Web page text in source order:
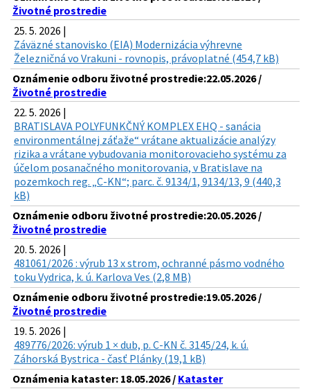
Životné prostredie
25. 5. 2026 |
Záväzné stanovisko (EIA) Modernizácia výhrevne
Železničná vo Vrakuni - rovnopis, právoplatné (454,7 kB)
Oznámenie odboru životné prostredie:22.05.2026 /
Životné prostredie
22. 5. 2026 |
BRATISLAVA POLYFUNKČNÝ KOMPLEX EHQ - sanácia
environmentálnej záťaže“ vrátane aktualizácie analýzy
rizika a vrátane vybudovania monitorovacieho systému za
účelom posanačného monitorovania, v Bratislave na
pozemkoch reg. „C-KN“; parc. č. 9134/1, 9134/13, 9 (440,3
kB)
Oznámenie odboru životné prostredie:20.05.2026 /
Životné prostredie
20. 5. 2026 |
481061/2026 : výrub 13 x strom, ochranné pásmo vodného
toku Vydrica, k. ú. Karlova Ves (2,8 MB)
Oznámenie odboru životné prostredie:19.05.2026 /
Životné prostredie
19. 5. 2026 |
489776/2026: výrub 1 × dub, p. C-KN č. 3145/24, k. ú.
Záhorská Bystrica - časť Plánky (19,1 kB)
Oznámenia kataster: 18.05.2026 / Kataster